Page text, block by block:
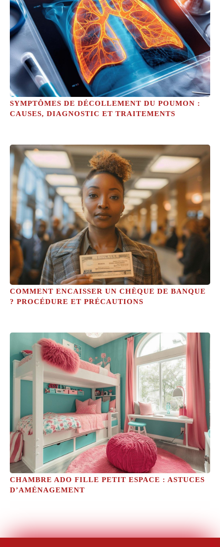
SYMPTÔMES DE DÉCOLLEMENT DU POUMON :
CAUSES, DIAGNOSTIC ET TRAITEMENTS
COMMENT ENCAISSER UN CHÈQUE DE BANQUE
? PROCÉDURE ET PRÉCAUTIONS
CHAMBRE ADO FILLE PETIT ESPACE : ASTUCES
D’AMÉNAGEMENT